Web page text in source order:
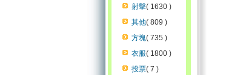
射擊( 1630 )
其他( 809 )
方塊( 735 )
衣服( 1800 )
投票( 7 )